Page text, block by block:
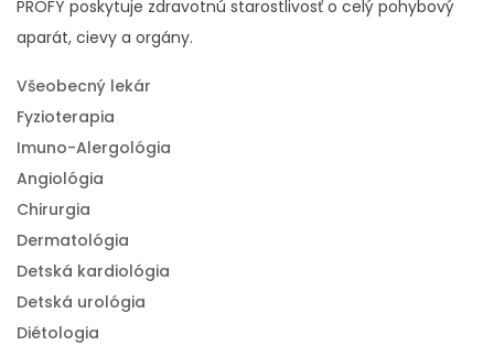
PROFY poskytuje zdravotnú starostlivosť o celý pohybový
aparát, cievy a orgány.
Všeobecný lekár
Fyzioterapia
Imuno-Alergológia
Angiológia
Chirurgia
Dermatológia
Detská kardiológia
Detská urológia
Diétologia